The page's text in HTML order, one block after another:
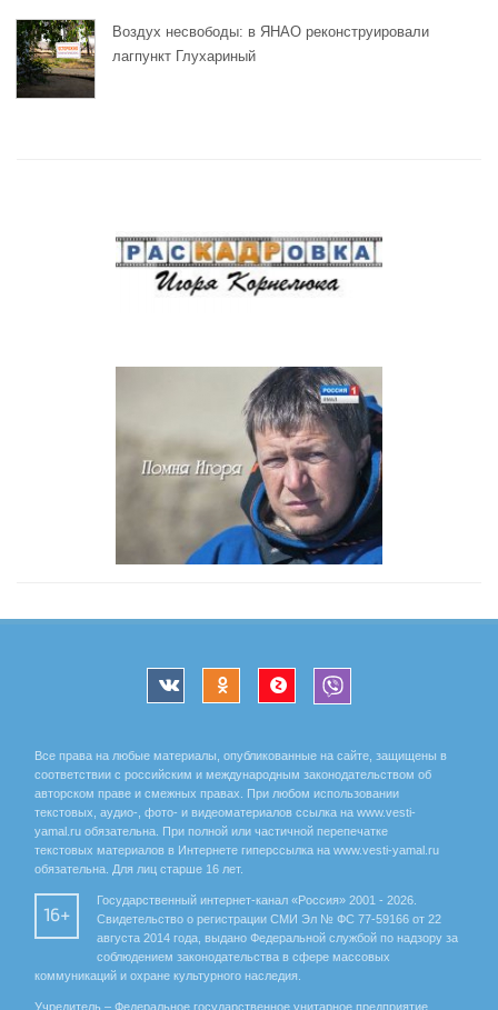
Воздух несвободы: в ЯНАО реконструировали
лагпункт Глухариный
Все права на любые материалы, опубликованные на сайте, защищены в
соответствии с российским и международным законодательством об
авторском праве и смежных правах. При любом использовании
текстовых, аудио-, фото- и видеоматериалов ссылка на www.vesti-
yamal.ru обязательна. При полной или частичной перепечатке
текстовых материалов в Интернете гиперссылка на www.vesti-yamal.ru
обязательна. Для лиц старше 16 лет.
16+
Государственный интернет-канал «Россия» 2001 - 2026.
Свидетельство о регистрации СМИ Эл № ФС 77-59166 от 22
августа 2014 года, выдано Федеральной службой по надзору за
соблюдением законодательства в сфере массовых
коммуникаций и охране культурного наследия.
Учредитель – Федеральное государственное унитарное предприятие